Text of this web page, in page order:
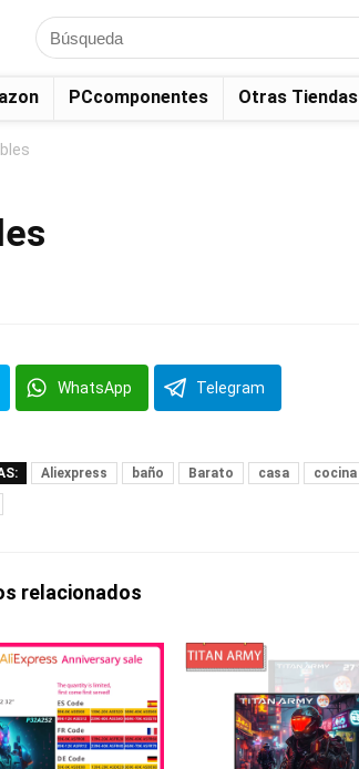
Search
for:
PCcomponentes Otras Tiendas
WhatsApp Telegram
Aliexpress baño Barato casa cocina
relacionados